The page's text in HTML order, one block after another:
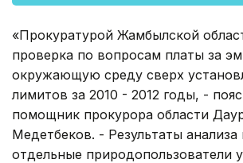
«Прокуратурой Жамбылской
проверка по вопросам платы за
окружающую среду сверх
лимитов за 2010 - 2012 годы, -
помощник прокурора области
Медетбеков. - Результаты анализа
отдельные природопользователи